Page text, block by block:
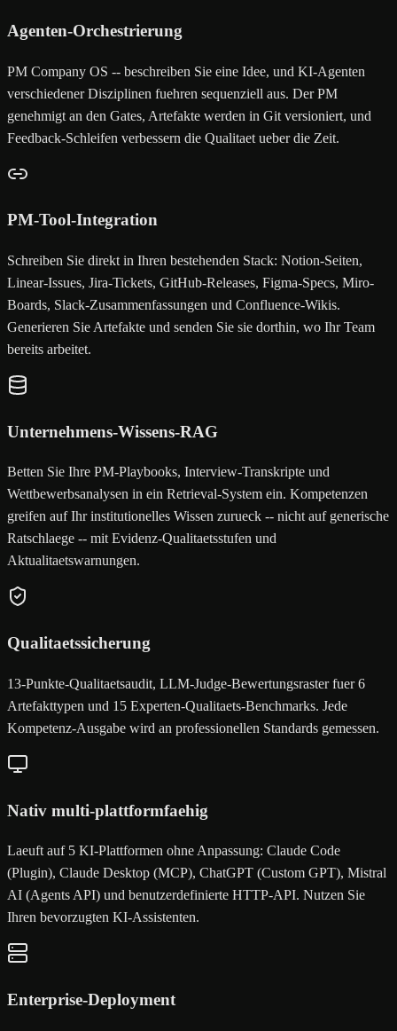
Agenten-Orchestrierung
PM Company OS -- beschreiben Sie eine Idee, und KI-Agenten
verschiedener Disziplinen fuehren sequenziell aus. Der PM
genehmigt an den Gates, Artefakte werden in Git versioniert, und
Feedback-Schleifen verbessern die Qualitaet ueber die Zeit.
PM-Tool-Integration
Schreiben Sie direkt in Ihren bestehenden Stack: Notion-Seiten,
Linear-Issues, Jira-Tickets, GitHub-Releases, Figma-Specs, Miro-
Boards, Slack-Zusammenfassungen und Confluence-Wikis.
Generieren Sie Artefakte und senden Sie sie dorthin, wo Ihr Team
bereits arbeitet.
Unternehmens-Wissens-RAG
Betten Sie Ihre PM-Playbooks, Interview-Transkripte und
Wettbewerbsanalysen in ein Retrieval-System ein. Kompetenzen
greifen auf Ihr institutionelles Wissen zurueck -- nicht auf generische
Ratschlaege -- mit Evidenz-Qualitaetsstufen und
Aktualitaetswarnungen.
Qualitaetssicherung
13-Punkte-Qualitaetsaudit, LLM-Judge-Bewertungsraster fuer 6
Artefakttypen und 15 Experten-Qualitaets-Benchmarks. Jede
Kompetenz-Ausgabe wird an professionellen Standards gemessen.
Nativ multi-plattformfaehig
Laeuft auf 5 KI-Plattformen ohne Anpassung: Claude Code
(Plugin), Claude Desktop (MCP), ChatGPT (Custom GPT), Mistral
AI (Agents API) und benutzerdefinierte HTTP-API. Nutzen Sie
Ihren bevorzugten KI-Assistenten.
Enterprise-Deployment